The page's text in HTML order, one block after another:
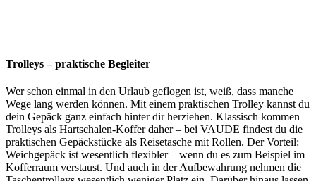
Trolleys – praktische Begleiter
Wer schon einmal in den Urlaub geflogen ist, weiß, dass manche
Wege lang werden können. Mit einem praktischen Trolley kannst du
dein Gepäck ganz einfach hinter dir herziehen. Klassisch kommen
Trolleys als Hartschalen-Koffer daher – bei VAUDE findest du die
praktischen Gepäckstücke als Reisetasche mit Rollen. Der Vorteil:
Weichgepäck ist wesentlich flexibler – wenn du es zum Beispiel im
Kofferraum verstaust. Und auch in der Aufbewahrung nehmen die